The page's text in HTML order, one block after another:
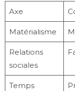
Axe
Matérialisme
Relations
sociales
Temps